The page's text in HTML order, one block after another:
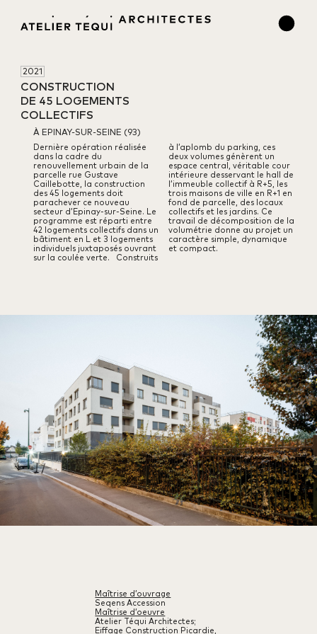
2021
CONSTRUCTION
DE 45 LOGEMENTS
COLLECTIFS
À EPINAY-SUR-SEINE (93)
Dernière opération réalisée
dans la cadre du
renouvellement urbain de la
parcelle rue Gustave
Caillebotte, la construction
des 45 logements doit
parachever ce nouveau
secteur d’Epinay-sur-Seine. Le
programme est réparti entre
42 logements collectifs dans un
bâtiment en L et 3 logements
individuels juxtaposés ouvrant
sur la coulée verte.
Construits
à l’aplomb du parking, ces
deux volumes génèrent un
espace central, véritable cour
intérieure desservant le hall de
l’immeuble collectif à R+5, les
trois maisons de ville en R+1 en
fond de parcelle, des locaux
collectifs et les jardins. Ce
travail de décomposition de la
volumétrie donne au projet un
caractère simple, dynamique
et compact.
Maîtrise d’ouvrage
Seqens Accession
Maîtrise d’oeuvre
Atelier Téqui Architectes;
Eiffage Construction Picardie,